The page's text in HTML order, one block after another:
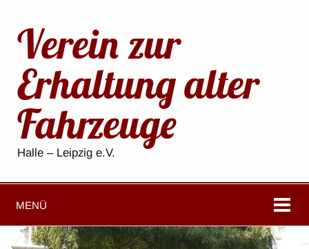
Verein zur
Erhaltung alter
Fahrzeuge
Halle – Leipzig e.V.
MENÜ